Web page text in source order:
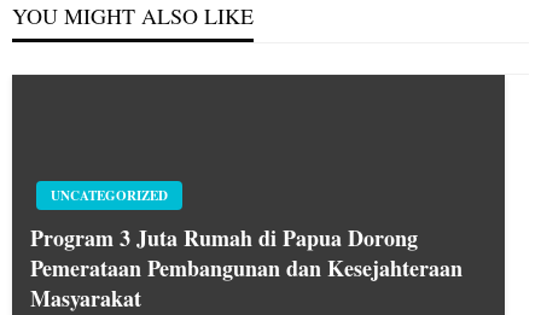
YOU MIGHT ALSO LIKE
UNCATEGORIZED
Program 3 Juta Rumah di Papua Dorong
Pemerataan Pembangunan dan Kesejahteraan
Masyarakat